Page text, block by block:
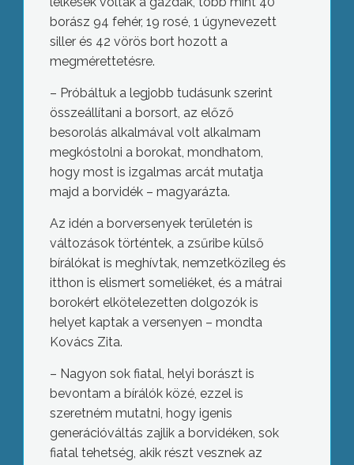
borász 94 fehér, 19 rosé, 1 úgynevezett
siller és 42 vörös bort hozott a
megmérettetésre.
– Próbáltuk a legjobb tudásunk szerint
összeállítani a borsort, az előző
besorolás alkalmával volt alkalmam
megkóstolni a borokat, mondhatom,
hogy most is izgalmas arcát mutatja
majd a borvidék – magyarázta.
Az idén a borversenyek területén is
változások történtek, a zsűribe külső
bírálókat is meghívtak, nemzetközileg és
itthon is elismert someliéket, és a mátrai
borokért elkötelezetten dolgozók is
helyet kaptak a versenyen – mondta
Kovács Zita.
– Nagyon sok fiatal, helyi borászt is
bevontam a bírálók közé, ezzel is
szeretném mutatni, hogy igenis
generációváltás zajlik a borvidéken, sok
fiatal tehetség, akik részt vesznek az